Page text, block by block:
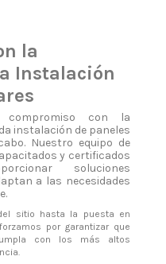
la
Instalación
compromiso con la
instalación de paneles
Nuestro equipo de
y certificados
soluciones
a las necesidades
sitio hasta la puesta en
por garantizar que
con los más altos